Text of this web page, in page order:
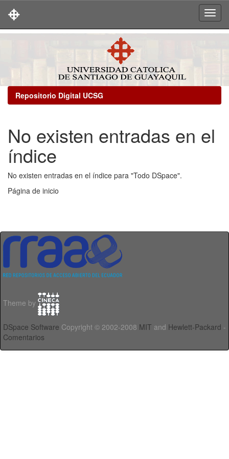
Repositorio Digital UCSG
No existen entradas en el
índice
No existen entradas en el índice para "Todo DSpace".
Página de inicio
Theme by
DSpace Software Copyright © 2002-2008 MIT and Hewlett-Packard -
Comentarios